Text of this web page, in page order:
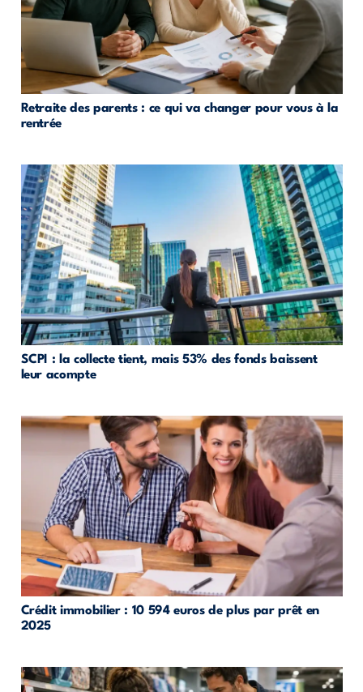
Retraite des parents : ce qui va changer pour vous à la
rentrée
SCPI : la collecte tient, mais 53% des fonds baissent
leur acompte
Crédit immobilier : 10 594 euros de plus par prêt en
2025